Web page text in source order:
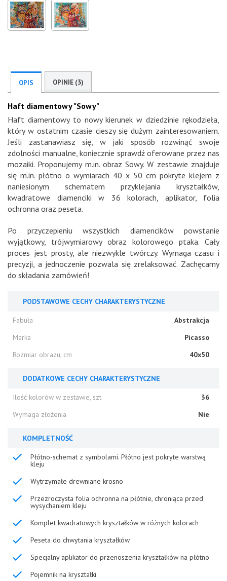
OPIS OPINIE (3)
Haft diamentowy "Sowy"
Haft diamentowy to nowy kierunek w dziedzinie rękodzieła,
który w ostatnim czasie cieszy się dużym zainteresowaniem.
Jeśli zastanawiasz się, w jaki sposób rozwinąć swoje
zdolności manualne, koniecznie sprawdź oferowane przez nas
mozaiki. Proponujemy m.in. obraz Sowy. W zestawie znajduje
się m.in. płótno o wymiarach 40 x 50 cm pokryte klejem z
naniesionym schematem przyklejania kryształków,
kwadratowe diamenciki w 36 kolorach, aplikator, folia
ochronna oraz peseta.
Po przyczepieniu wszystkich diamencików powstanie
wyjątkowy, trójwymiarowy obraz kolorowego ptaka. Cały
proces jest prosty, ale niezwykle twórczy. Wymaga czasu i
precyzji, a jednoczenie pozwala się zrelaksować. Zachęcamy
do składania zamówień!
PODSTAWOWE CECHY CHARAKTERYSTYCZNE
Fabuła
Abstrakcja
Marka
Picasso
Rozmiar obrazu, cm
40x50
DODATKOWE CECHY CHARAKTERYSTYCZNE
Ilość kolorów w zestawie, szt
36
Wymaga złożenia
Nie
KOMPLETNOŚĆ
Płótno-schemat z symbolami. Płótno jest pokryte warstwą
kleju
Wytrzymałe drewniane krosno
Przezroczysta folia ochronna na płótnie, chroniąca przed
wysychaniem kleju
Komplet kwadratowych kryształków w różnych kolorach
Peseta do chwytania kryształków
Specjalny aplikator do przenoszenia kryształków na płótno
Pojemnik na kryształki